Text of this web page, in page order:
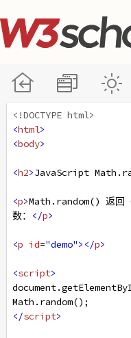
<!DOCTYPE html>
<html>
<body>
<h2>JavaScript
<p>Math.random() 返回
数：
</p>
<p id="demo"></p>
<script>
document.
Math . random();
</script>